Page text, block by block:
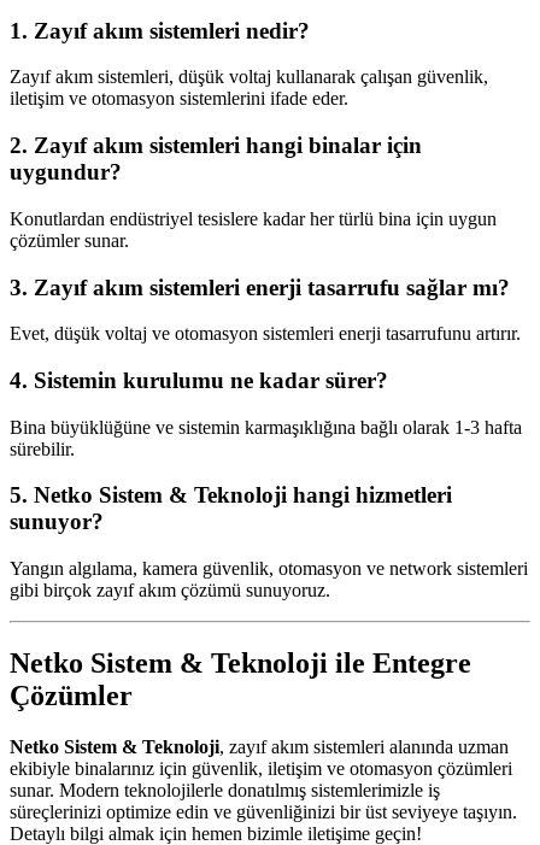
1. Zayıf akım sistemleri nedir?
Zayıf akım sistemleri, düşük voltaj kullanarak çalışan güvenlik,
iletişim ve otomasyon sistemlerini ifade eder.
2. Zayıf akım sistemleri hangi binalar için
uygundur?
Konutlardan endüstriyel tesislere kadar her türlü bina için uygun
çözümler sunar.
3. Zayıf akım sistemleri enerji tasarrufu sağlar mı?
Evet, düşük voltaj ve otomasyon sistemleri enerji tasarrufunu artırır.
4. Sistemin kurulumu ne kadar sürer?
Bina büyüklüğüne ve sistemin karmaşıklığına bağlı olarak 1-3 hafta
sürebilir.
5. Netko Sistem & Teknoloji hangi hizmetleri
sunuyor?
Yangın algılama, kamera güvenlik, otomasyon ve network sistemleri
gibi birçok zayıf akım çözümü sunuyoruz.
Netko Sistem & Teknoloji ile Entegre
Çözümler
Netko Sistem & Teknoloji, zayıf akım sistemleri alanında uzman
ekibiyle binalarınız için güvenlik, iletişim ve otomasyon çözümleri
sunar. Modern teknolojilerle donatılmış sistemlerimizle iş
süreçlerinizi optimize edin ve güvenliğinizi bir üst seviyeye taşıyın.
Detaylı bilgi almak için hemen bizimle iletişime geçin!